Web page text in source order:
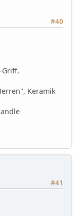
#40
Griff,
Keramik
#41